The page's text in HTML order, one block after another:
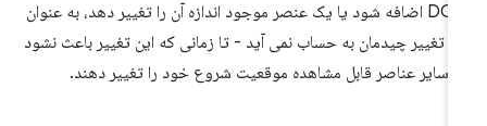
DOM اضافه شود یا یک عنصر موجود اندازه آن را تغییر دهد، به عنوان
تغییر چیدمان به حساب نمی آید - تا زمانی که این تغییر باعث نشود
سایر عناصر قابل مشاهده موقعیت شروع خود را تغییر دهند.